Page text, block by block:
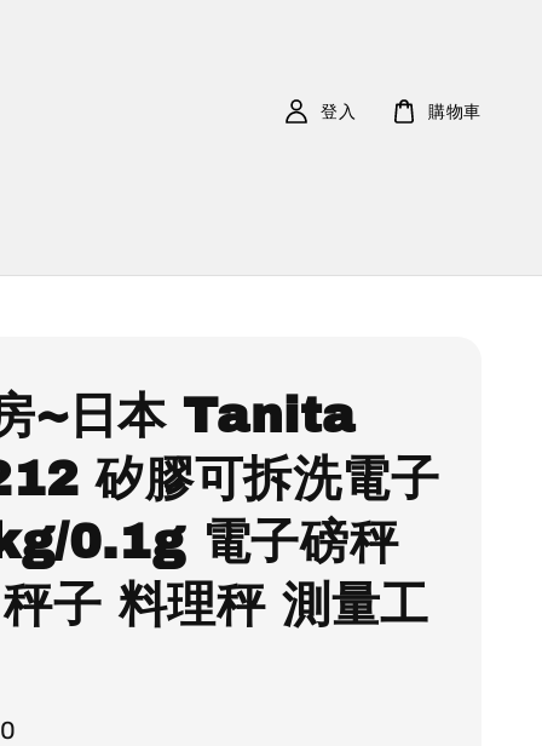
登入 購物車
~日本 Tanita
矽膠可拆洗電子
0.1g 電子磅秤
子 料理秤 測量工